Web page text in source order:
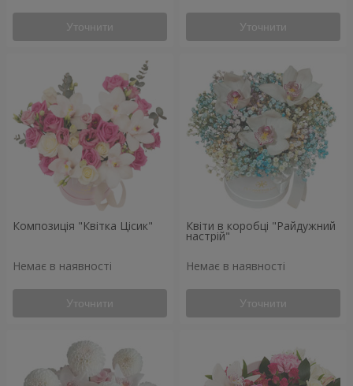
Уточнити Уточнити
Композиція "Квітка Цісик"
Немає в наявності
Уточнити
Квіти в коробці "Райдужний
настрій"
Немає в наявності
Уточнити